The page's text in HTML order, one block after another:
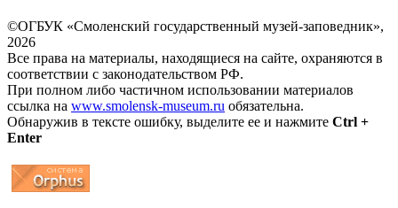
©ОГБУК «Смоленский государственный музей-заповедник»,
2026
Все права на материалы, находящиеся на сайте, охраняются в
соответствии с законодательством РФ.
При полном либо частичном использовании материалов
ссылка на www.smolensk-museum.ru обязательна.
Обнаружив в тексте ошибку, выделите ее и нажмите Ctrl +
Enter